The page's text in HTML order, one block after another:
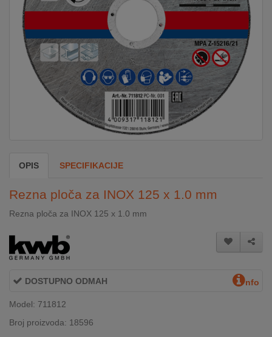
KUĆANSKI
APARATI
KLIMATIZACIJA
PC
&
OPIS SPECIFIKACIJE
Rezna ploča za INOX 125 x 1.0 mm
Rezna ploča za INOX 125 x 1.0 mm
DOSTUPNO ODMAH nfo
Model: 711812
Broj proizvoda: 18596